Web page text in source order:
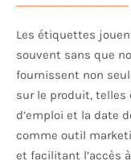
Les étiquettes
souvent sans que
fournissent non
sur le produit, telles
d’emploi et la date
comme outil
et facilitant l’accès